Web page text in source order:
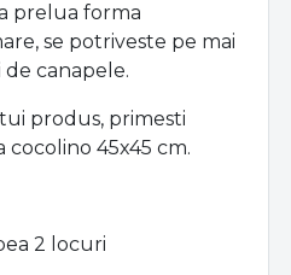
prelua forma
se potriveste pe mai
canapele.
produs, primesti
45x45 cm.
2 locuri